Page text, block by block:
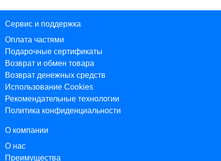
Сервис и поддержка
Оплата частями
Подарочные сертификаты
Возврат и обмен товара
Возврат денежных средств
Использование Cookies
Рекомендательные технологии
Политика конфиденциальности
О компании
О нас
Преимущества